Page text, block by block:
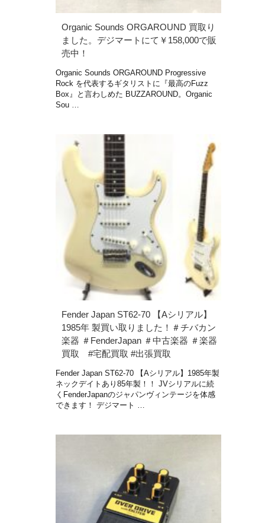
Organic Sounds ORGAROUND 買取り
ました。デジマートにて￥158,000で販
売中！
Organic Sounds ORGAROUND Progressive
Rock を代表するギタリストに『最高のFuzz
Box』と言わしめた BUZZAROUND。Organic
Sou …
Fender Japan ST62-70 【Aシリアル】
1985年 製買い取りました！＃チバカン
楽器 ＃FenderJapan ＃中古楽器 ＃楽器
買取 #宅配買取 #出張買取
Fender Japan ST62-70 【Aシリアル】1985年製
ネックデイトあり85年製！！ JVシリアルに続
くFenderJapanのジャパンヴィンテージを体感
できます！ デジマート …